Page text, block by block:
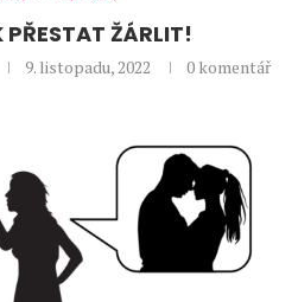
PŘESTAT ŽÁRLIT!
9. listopadu, 2022 0 komentář